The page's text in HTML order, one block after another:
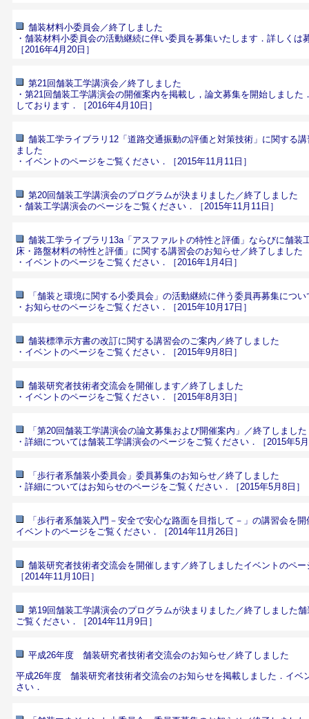
舗装材料小委員会／終了しました
・舗装材料小委員会の活動継続に伴い委員を募集いたします． 詳しくは
［2016年4月20日］
第21回舗装工学講演会／終了しました
・第21回舗装工学講演会の開催案内を掲載し，論文募集を開始しました
しております．［2016年4月10日］
舗装工学ライブラリ12「道路交通振動の評価と対策技術」に関する
ました
・ イベントのページをご覧ください．［2015年11月11日］
第20回舗装工学講演会のプログラムが決まりました／終了しました
・舗装工学講演会のページをご覧ください．［2015年11月11日］
舗装工学ライブラリ13a「アスファルトの特性と評価」ならびに舗装
床・路盤材料の特性と評価」に関する講習会のお知らせ／終了しました
・ イベントのページをご覧ください．［2016年1月4日］
「舗装と環境に関する小委員会」の活動継続に伴う委員再募集につ
・ お知らせのページをご覧ください．［2015年10月17日］
舗装標準示方書の改訂に関する講習会のご案内／終了しました
・ イベントのページをご覧ください．［2015年9月8日］
舗装研究者技術者交流会を開催します／終了しました
・ イベントのページをご覧ください．［2015年8月3日］
「第20回舗装工学講演会の論文募集および開催案内」／終了しました
・詳細については舗装工学講演会のページをご覧ください．［2015年5
「歩行者系舗装小委員会」委員募集のお知らせ／終了しました
・詳細についてはお知らせのページをご覧ください．［2015年5月8日］
「歩行者系舗装入門－安全で安心な路面を目指して－」の講習会を
イベントのページをご覧ください．［2014年11月26日］
舗装研究者技術者交流会を開催します／終了しましたイベントのペー
［2014年11月10日］
第19回舗装工学講演会のプログラムが決まりました／終了しました舗
ご覧ください．［2014年11月9日］
平成26年度 舗装研究者技術者交流会のお知らせ／終了しました
平成26年度 舗装研究者技術者交流会のお知らせを掲載しました． イベ
さい．